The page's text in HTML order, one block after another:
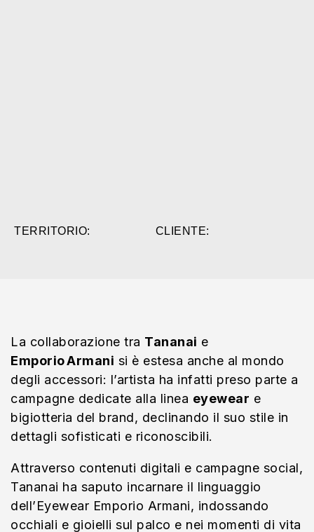
TERRITORIO: CLIENTE:
La collaborazione tra Tananai e
Emporio Armani si è estesa anche al mondo
degli accessori: l’artista ha infatti preso parte a
campagne dedicate alla linea eyewear e
bigiotteria del brand, declinando il suo stile in
dettagli sofisticati e riconoscibili.
Attraverso contenuti digitali e campagne social,
Tananai ha saputo incarnare il linguaggio
dell’Eyewear Emporio Armani, indossando
occhiali e gioielli sul palco e nei momenti di vita